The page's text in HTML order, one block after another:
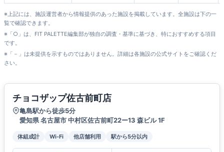
※上記には、施設運営者から情報提供のあった施設を掲載しています。全施設は下の一
覧で確認できます。
※「○」は、FIT PALETTE編集部が独自の調査・基準に基づき、特におすすめする項目
です。
※「－」は未提供を示すものではありません。詳細は各施設の公式サイトをご確認くだ
さい。
チョコザップ佐古前町店
亀島駅から徒歩5分
愛知県 名古屋市 中村区佐古前町22ー13 森ビル 1F
体組成計 Wi-Fi 他店舗利用 駅から5分以内